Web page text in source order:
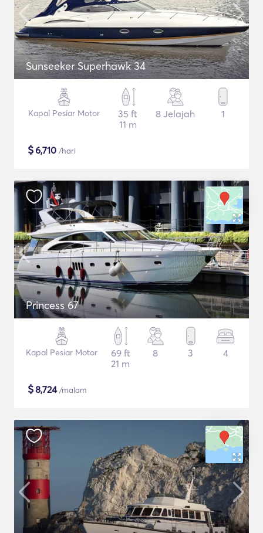
Sunseeker Superhawk 34
Kapal Pesiar Motor
35 ft
11 m
8 Jelajah 1
$6,710 /hari
Princess 67
Kapal Pesiar Motor
69 ft
21 m
8 3 4
$8,724/malam